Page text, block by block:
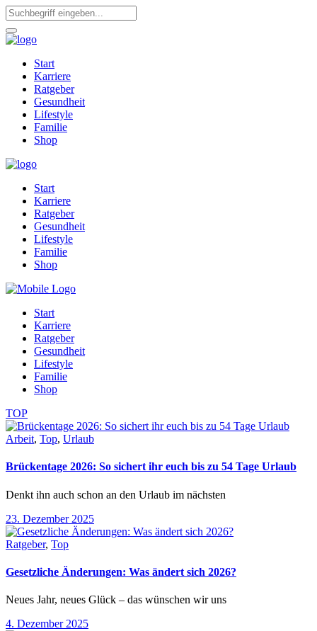
Start
Karriere
Ratgeber
Gesundheit
Lifestyle
Familie
Shop
Start
Karriere
Ratgeber
Gesundheit
Lifestyle
Familie
Shop
Start
Karriere
Ratgeber
Gesundheit
Lifestyle
Familie
Shop
TOP
Arbeit, Top, Urlaub
Brückentage 2026: So sichert ihr euch bis zu 54 Tage Urlaub
Denkt ihn auch schon an den Urlaub im nächsten
23. Dezember 2025
Ratgeber, Top
Gesetzliche Änderungen: Was ändert sich 2026?
Neues Jahr, neues Glück – das wünschen wir uns
4. Dezember 2025